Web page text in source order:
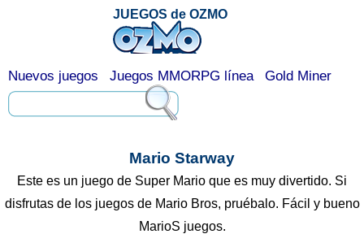
Mario Starway
Este es un juego de Super Mario que es muy divertido. Si
disfrutas de los juegos de Mario Bros, pruébalo. Fácil y bueno
MarioS juegos.
JUEGOS de OZMO
Nuevos juegos Juegos MMORPG línea Gold Miner